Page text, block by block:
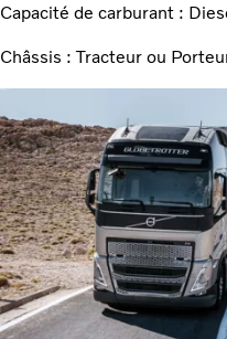
Capacité de carburant :
Châssis : Tracteur ou